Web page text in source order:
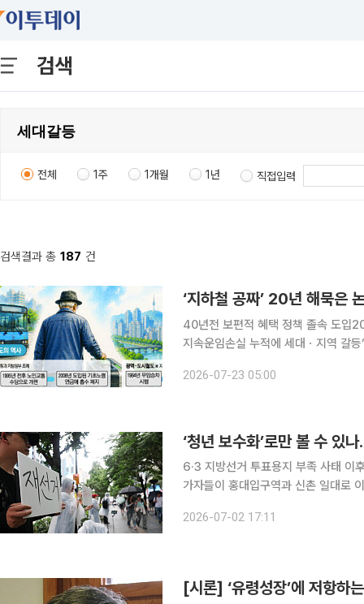
검색
전체 1주 1개월 1년 직접입력
검색결과 총 187 건
40년전 보편적 혜택 정책 졸속 도입
지속운임손실 누적에 세대ㆍ지역 갈등“결국은 표”
인상을 둘러싼 서울시와 기획재정부
2026-07-23 05:00
6·3 지방선거 투표용지 부족 사태 이
가자들이 홍대입구역과 신촌 일대로
청년층을 중심으로 주말 집회가 열렸
2026-07-02 17:11
[시론] ‘유령성장’에 저항하